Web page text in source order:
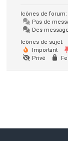
Icônes de forum:
Pas de
Des
Icônes de sujet:
Important
Privé